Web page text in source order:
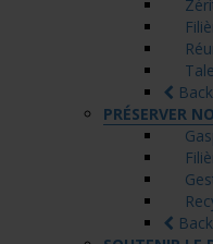
Back
PRÉSERVER
Back